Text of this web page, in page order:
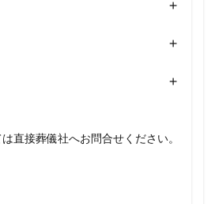
+
+
+
直接葬儀社へお問合せください。